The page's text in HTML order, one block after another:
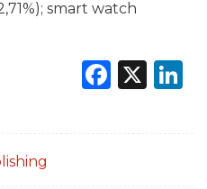
smart watch
X